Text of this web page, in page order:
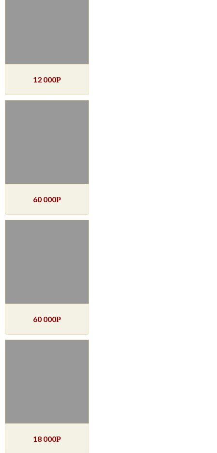
12 000Р
60 000Р
60 000Р
18 000Р